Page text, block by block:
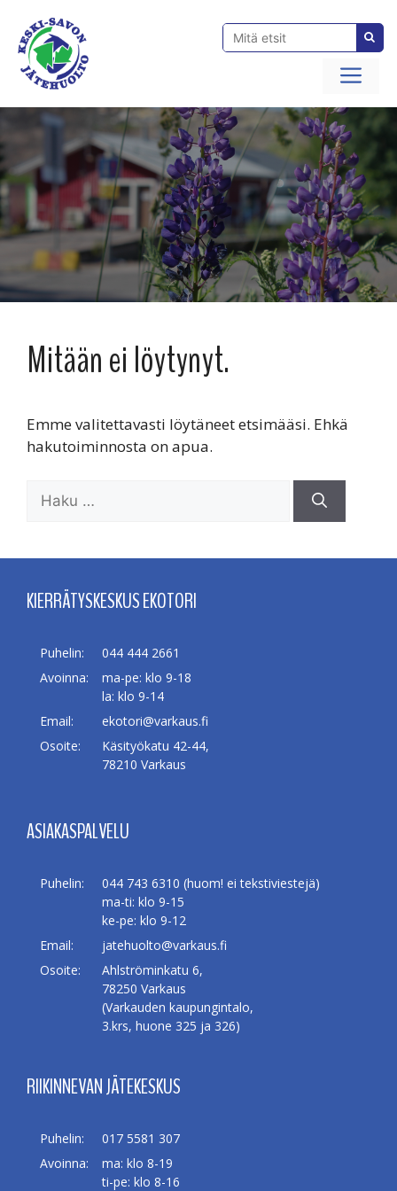
sisältöön
Mitään ei löytynyt.
Emme valitettavasti löytäneet etsimääsi. Ehkä
hakutoiminnosta on apua.
Haku:
KIERRÄTYSKESKUS EKOTORI
Puhelin:
044 444 2661
Avoinna:
ma-pe: klo 9-18
la: klo 9-14
Email:
ekotori@varkaus.fi
Osoite:
Käsityökatu 42-44,
78210 Varkaus
ASIAKASPALVELU
Puhelin:
044 743 6310 (huom! ei tekstiviestejä)
ma-ti: klo 9-15
ke-pe: klo 9-12
Email:
jatehuolto@varkaus.fi
Osoite:
Ahlströminkatu 6,
78250 Varkaus
(Varkauden kaupungintalo,
3.krs, huone 325 ja 326)
RIIKINNEVAN JÄTEKESKUS
Puhelin:
017 5581 307
Avoinna:
ma: klo 8-19
ti-pe: klo 8-16